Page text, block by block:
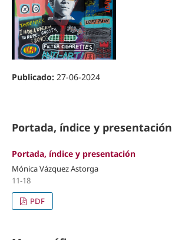
Publicado: 27-06-2024
Portada, índice y presentación
Portada, índice y presentación
Mónica Vázquez Astorga
11-18
PDF